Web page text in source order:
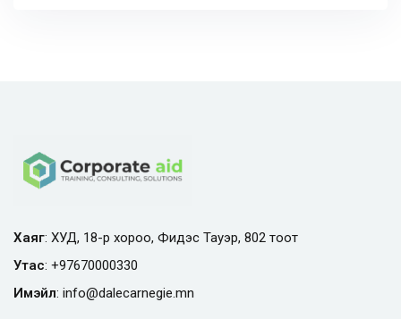
Хаяг: ХУД, 18-р хороо, Фидэс Тауэр, 802 тоот
Утас: +97670000330
Имэйл: info@dalecarnegie.mn